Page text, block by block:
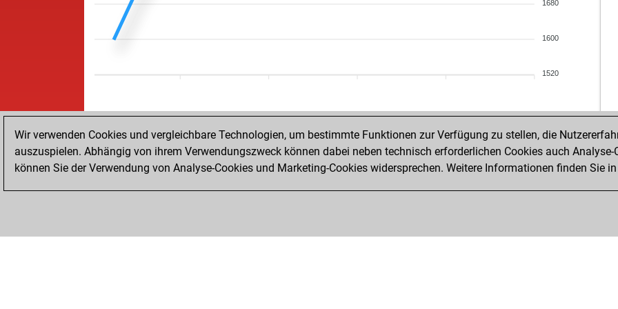
1680
1600
1520
STARTSEITE
Wir verwenden Cookies und vergleichbare Technologien, um bestimmte Funktionen zur Verfügung zu stellen, die
auszuspielen. Abhängig von ihrem Verwendungszweck können dabei neben technisch erforderlichen Cookies auch
können Sie der Verwendung von Analyse-Cookies und Marketing-Cookies widersprechen. Weitere Informationen finden Sie